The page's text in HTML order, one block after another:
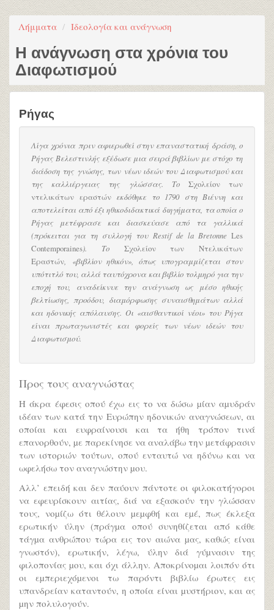
Λήμματα Ιδεολογία και ανάγνωση
Η ανάγνωση στα χρόνια του
Διαφωτισμού
Ρήγας
Λίγα χρόνια πριν αφιερωθεί στην επαναστατική δράση, ο
Ρήγας Βελεστινλής εξέδωσε μια σειρά βιβλίων με στόχο τη
διάδοση της γνώσης, των νέων ιδεών του Διαφωτισμού και
της καλλιέργειας της γλώσσας. Το Σχολείον των
ντελικάτων εραστώνεκδόθηκε το 1790 στη Βιέννη και
αποτελείται από έξι ηθικοδιδακτικά διηγήματα, τα οποία ο
Ρήγας μετέφρασε και διασκεύασε από τα γαλλικά
(πρόκειται για τη συλλογή του Restif de la Bretonne Les
Contemporaines). Το Σχολείον των Ντελικάτων
Εραστών , «βιβλίον ηθικόν», όπως υπογραμμίζεται στον
υπότιτλό του, αλλά ταυτόχρονα και βιβλίο τολμηρό για την
εποχή του, αναδείκνυε την ανάγνωση ως μέσο ηθικής
βελτίωσης, προόδου, διαμόρφωσης συναισθημάτων αλλά
και ηδονικής απόλαυσης. Οι «αισθαντικοί νέοι» του Ρήγα
είναι πρωταγωνιστές και φορείς των νέων ιδεών του
Διαφωτισμού.
Προς τους αναγνώστας
Η άκρα έφεσις οπού έχω εις το να δώσω µίαν αµυδράν
ιδέαν των κατά την Ευρώπην ηδονικών αναγνώσεων, αι
οποίαι και ευφραίνουσι και τα ήθη τρόπον τινά
επανορθούν, µε παρεκίνησε να αναλάβω την µετάφρασιν
των ιστοριών τούτων, οπού ενταυτώ να ηδύνω και να
ωφελήσω τον αναγνώστην µου.
Αλλ’ επειδή και δεν παύουν πάντοτε οι φιλοκατήγοροι
να εφευρίσκουν αιτίας, διά να εξασκούν την γλώσσαν
τους, νοµίζω ότι θέλουν µεµφθή και εµέ, πως έκλεξα
ερωτικήν ύλην (πράγµα οπού συνηθίζεται από κάθε
τάγµα ανθρώπου τώρα εις τον αιώνα µας, καθώς είναι
γνωστόν), ερωτικήν, λέγω, ύλην διά γύµνασιν της
φιλοπονίας µου, και όχι άλλην. Αποκρίνοµαι λοιπόν ότι
οι εµπεριεχόµενοι τω παρόντι βιβλίω έρωτες εις
υπανδρείαν καταντούν, η οποία είναι µυστήριον, και ας
µην πολυλογούν.